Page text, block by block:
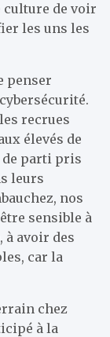
culture de voir
les uns les
penser
recrues
élevés de
de parti pris
leurs
nos
sensible à
à avoir des
car la
chez
à la